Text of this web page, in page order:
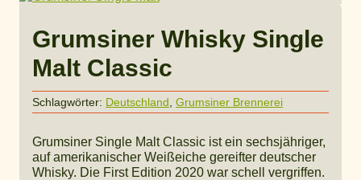
Craft Spirits Online Shop
Grumsiner Whisky Single
Malt Classic
Schlagwörter: Deutschland Grumsiner Brennerei
Grumsiner Single Malt Classic ist ein sechsjähriger,
auf amerikanischer Weißeiche gereifter deutscher
Whisky. Die First Edition 2020 war schell vergriffen.